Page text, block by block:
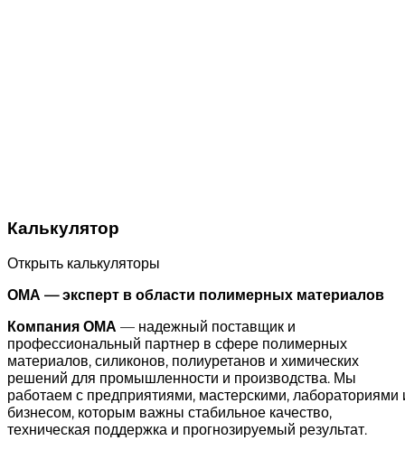
Калькулятор
Открыть калькуляторы
ОМА — эксперт в области полимерных материалов
Компания ОМА — надежный поставщик и
профессиональный партнер в сфере полимерных
материалов, силиконов, полиуретанов и химических
решений для промышленности и производства. Мы
работаем с предприятиями, мастерскими, лабораториями
бизнесом, которым важны стабильное качество,
техническая поддержка и прогнозируемый результат.